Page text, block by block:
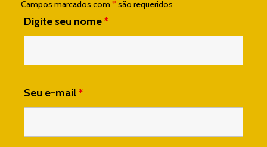
Campos marcados com * são requeridos
Digite seu nome*
Seu e-mail*